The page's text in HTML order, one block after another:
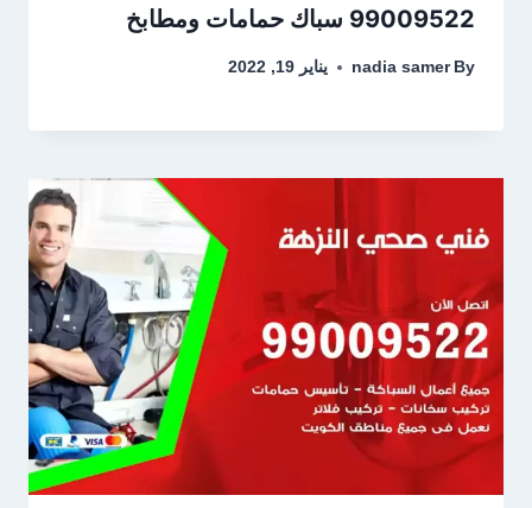
99009522 سباك حمامات ومطابخ
By
nadia samer يناير 19, 2022